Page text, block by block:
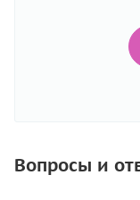
Вопросы и